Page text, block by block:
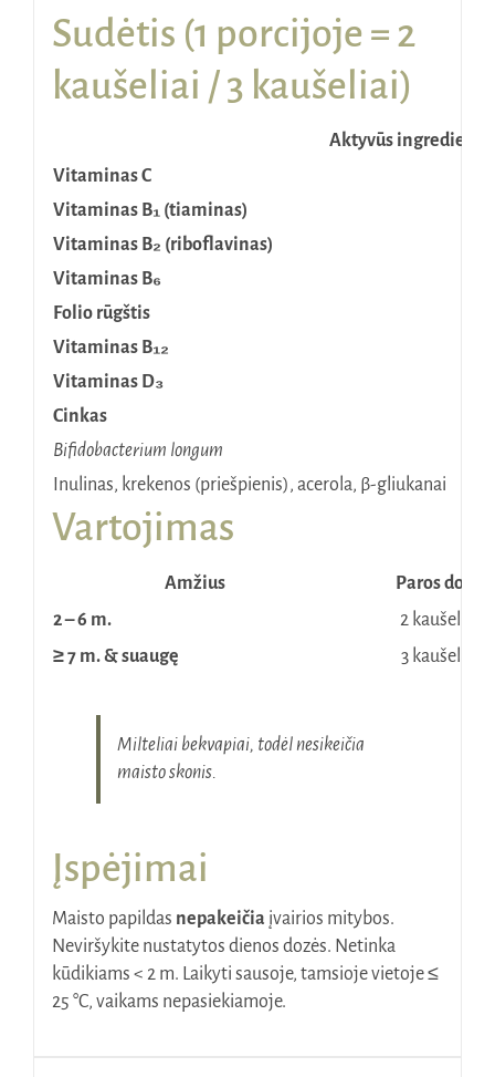
Sudėtis (1 porcijoje = 2
kaušeliai / 3 kaušeliai)
Aktyvūs
Vitaminas C
Vitaminas B₁ (tiaminas)
Vitaminas B₂ (riboflavinas)
Vitaminas B₆
Folio rūgštis
Vitaminas B₁₂
Vitaminas D₃
Cinkas
Bifidobacterium longum
Inulinas, krekenos (priešpienis), acerola, β-gliukanai
Vartojimas
Amžius
Paros dozė
2 – 6 m.
2 kaušeliai
≥ 7 m. & suaugę
3 kaušeliai
Milteliai bekvapiai, todėl nesikeičia
maisto skonis.
Įspėjimai
Maisto papildas nepakeičia įvairios mitybos.
Neviršykite nustatytos dienos dozės. Netinka
kūdikiams < 2 m. Laikyti sausoje, tamsioje vietoje ≤
25 °C, vaikams nepasiekiamoje.